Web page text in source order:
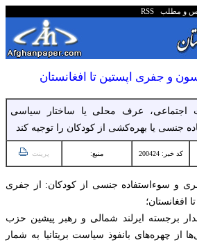
و مطلب RSS
و جفری اپستین تا افغانستان
اجتماعی، عرف محلی یا ساختار سیاسی
جنسی یا بهره‌کشی از کودکان را توجیه کند
کد خبر: 200424 منبع: پرینت
و سوءاستفاده جنسی از کودکان: از جفری
افغانستان؛
برجسته ایرلند شمالی و رهبر پیشین حزب
از چهره‌های بانفوذ سیاست بریتانیا به شمار